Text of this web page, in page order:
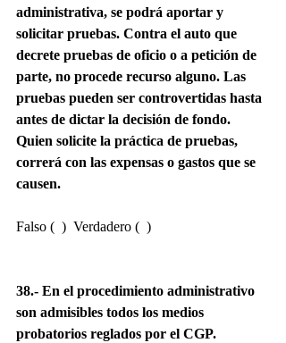
administrativa, se podrá aportar y
solicitar pruebas. Contra el auto que
decrete pruebas de oficio o a petición de
parte, no procede recurso alguno. Las
pruebas pueden ser controvertidas hasta
antes de dictar la decisión de fondo.
Quien solicite la práctica de pruebas,
correrá con las expensas o gastos que se
causen.
Falso (  )  Verdadero (  )
38.- En el procedimiento administrativo
son admisibles todos los medios
probatorios reglados por el CGP.